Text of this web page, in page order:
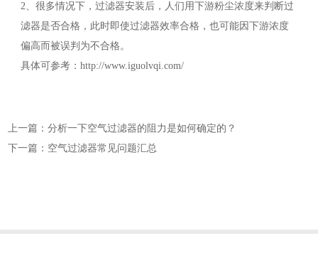
2、很多情况下，过滤器安装后，人们用下游粉尘浓度来判断过
滤器是否合格，此时即使过滤器效率合格，也可能因下游浓度
偏高而被误判为不合格。
具体可参考：http://www.iguolvqi.com/
上一篇：分析一下空气过滤器的阻力是如何确定的？
下一篇：空气过滤器常见问题汇总